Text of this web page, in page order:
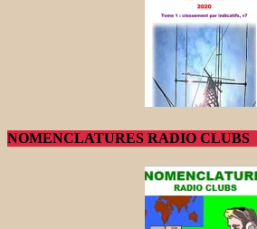
NOMENCLATURES RADIO CLUBS